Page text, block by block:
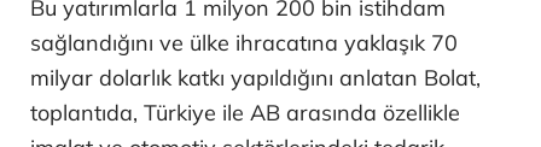
Bu yatırımlarla 1 milyon 200 bin istihdam
sağlandığını ve ülke ihracatına yaklaşık 70
milyar dolarlık katkı yapıldığını anlatan Bolat,
toplantıda, Türkiye ile AB arasında özellikle